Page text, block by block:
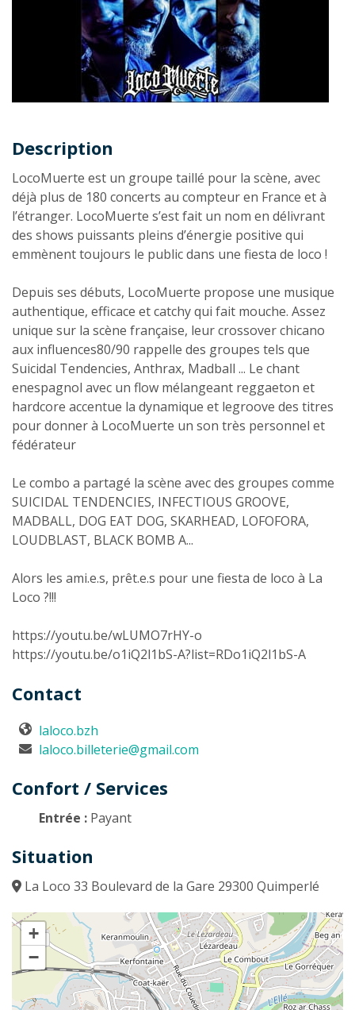
Description
Description
LocoMuerte est un groupe taillé pour la scène, avec
déjà plus de 180 concerts au compteur en France et à
l’étranger. LocoMuerte s’est fait un nom en délivrant
des shows puissants pleins d’énergie positive qui
emmènent toujours le public dans une fiesta de loco !
Depuis ses débuts, LocoMuerte propose une musique
authentique, efficace et catchy qui fait mouche. Assez
unique sur la scène française, leur crossover chicano
aux influences80/90 rappelle des groupes tels que
Suicidal Tendencies, Anthrax, Madball ... Le chant
enespagnol avec un flow mélangeant reggaeton et
hardcore accentue la dynamique et legroove des titres
pour donner à LocoMuerte un son très personnel et
fédérateur
Le combo a partagé la scène avec des groupes comme
SUICIDAL TENDENCIES, INFECTIOUS GROOVE,
MADBALL, DOG EAT DOG, SKARHEAD, LOFOFORA,
LOUDBLAST, BLACK BOMB A...
Alors les ami.e.s, prêt.e.s pour une fiesta de loco à La
Loco ?!!!
https://youtu.be/wLUMO7rHY-o
https://youtu.be/o1iQ2l1bS-A?list=RDo1iQ2l1bS-A
Contact
laloco.bzh
laloco.billeterie@gmail.com
Confort / Services
Entrée : Payant
Situation
La Loco 33 Boulevard de la Gare 29300 Quimperlé
+
−